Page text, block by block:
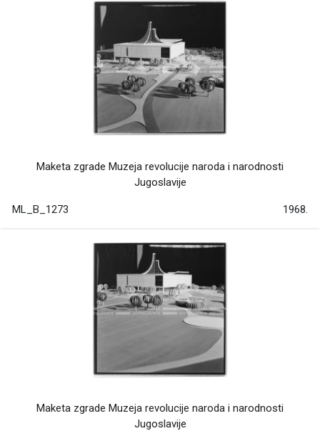
Maketa zgrade Muzeja revolucije naroda i narodnosti
Jugoslavije
ML_B_1273 1968.
Maketa zgrade Muzeja revolucije naroda i narodnosti
Jugoslavije